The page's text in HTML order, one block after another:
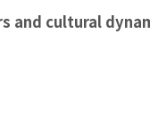
and cultural